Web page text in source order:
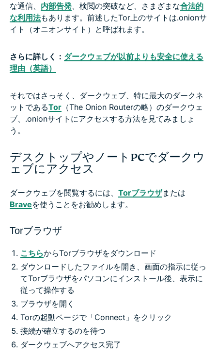
な通信、 内部告発 、検閲の突破など、さまざまな合法的
な利用法もあります。前述したTor上のサイトは.onionサ
イト（オニオンサイト）と呼ばれます。
さらに詳しく： ダークウェブが以前よりも安全に使える
理由（英語）
それではさっそく、ダークウェブ、特に最大のダークネ
ットであるTor （The Onion Routerの略）のダークウェ
ブ、.onionサイトにアクセスする方法を見てみましょ
う。
デスクトップやノートPCでダークウ
ェブにアクセス
ダークウェブを閲覧するには、 Torブラウザまたは
Braveを使うことをお勧めします。
Torブラウザ
こちらからTorブラウザをダウンロード
ダウンロードしたファイルを開き、画面の指示に従っ
てTorブラウザをパソコンにインストール後、表示に
従って操作する
ブラウザを開く
Torの起動ページで「Connect」をクリック
接続が確立するのを待つ
ダークウェブへアクセス完了